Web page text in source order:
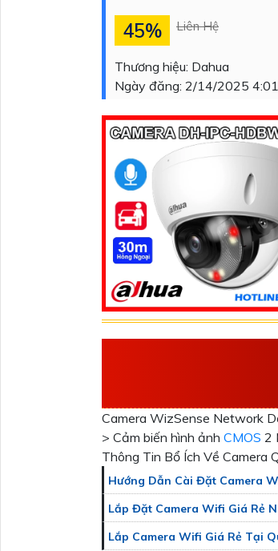
45% Liên Hệ
Thương hiệu: Dahua
Ngày đăng: 2/14/2025
Camera WizSense Network
> Cảm biến hình ảnh CMOS 2
Thông Tin Bổ Ích Về Camera
Hướng Dẫn Cài Đặt Camera
Lắp Đặt Camera Wifi Giá Rẻ
Lắp Camera Wifi Giá Rẻ Tại